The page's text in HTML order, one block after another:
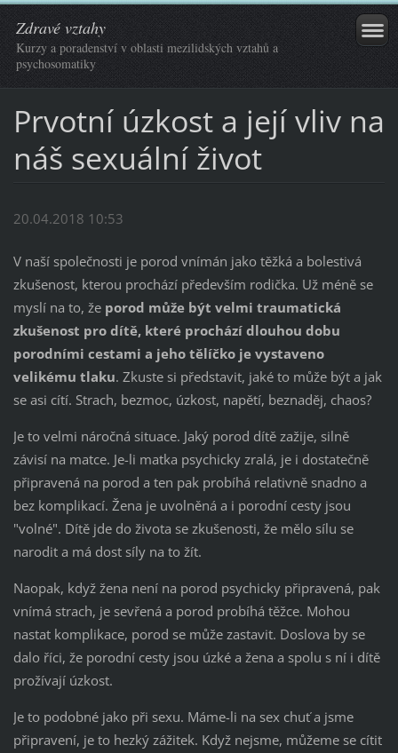
Zdravé vztahy
Kurzy a poradenství v oblasti mezilidských vztahů a
psychosomatiky
Prvotní úzkost a její vliv na
náš sexuální život
20.04.2018 10:53
V naší společnosti je porod vnímán jako těžká a bolestivá
zkušenost, kterou prochází především rodička. Už méně se
myslí na to, že porod může být velmi traumatická
zkušenost pro dítě, které prochází dlouhou dobu
porodními cestami a jeho tělíčko je vystaveno
velikému tlaku. Zkuste si představit, jaké to může být a jak
se asi cítí. Strach, bezmoc, úzkost, napětí, beznaděj, chaos?
Je to velmi náročná situace. Jaký porod dítě zažije, silně
závisí na matce. Je-li matka psychicky zralá, je i dostatečně
připravená na porod a ten pak probíhá relativně snadno a
bez komplikací. Žena je uvolněná a i porodní cesty jsou
"volné". Dítě jde do života se zkušenosti, že mělo sílu se
narodit a má dost síly na to žít.
Naopak, když žena není na porod psychicky připravená, pak
vnímá strach, je sevřená a porod probíhá těžce. Mohou
nastat komplikace, porod se může zastavit. Doslova by se
dalo říci, že porodní cesty jsou úzké a žena a spolu s ní i dítě
prožívají úzkost.
Je to podobné jako při sexu. Máme-li na sexchuť a jsme
připravení, je to hezký zážitek. Když nejsme, můžeme se cítit